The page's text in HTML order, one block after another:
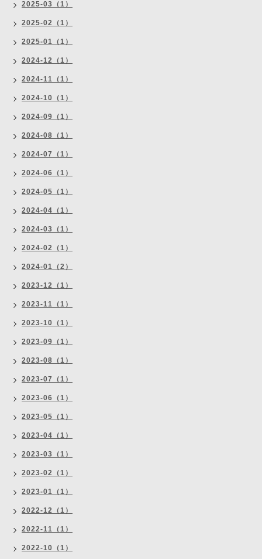
2025-03（1）
2025-02（1）
2025-01（1）
2024-12（1）
2024-11（1）
2024-10（1）
2024-09（1）
2024-08（1）
2024-07（1）
2024-06（1）
2024-05（1）
2024-04（1）
2024-03（1）
2024-02（1）
2024-01（2）
2023-12（1）
2023-11（1）
2023-10（1）
2023-09（1）
2023-08（1）
2023-07（1）
2023-06（1）
2023-05（1）
2023-04（1）
2023-03（1）
2023-02（1）
2023-01（1）
2022-12（1）
2022-11（1）
2022-10（1）